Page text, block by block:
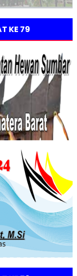
KE 79